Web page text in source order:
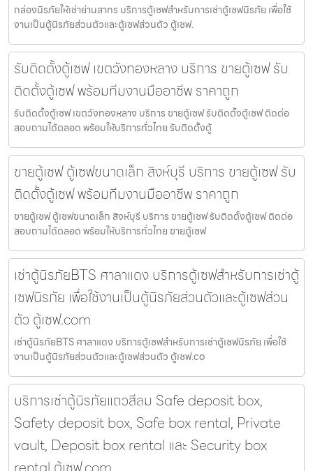
กล่องนิรภัยให้เช่าย่านสาทร บริการตู้เซฟสำหรับการเช่าตู้เซฟนิรภัย เพื่อใช้
งานเป็นตู้นิรภัยส่วนตัวและตู้เซฟส่วนตัว ตู้เซฟ.
รับติดตั้งตู้เซฟ เขตวังทองหลาง บริการ ขายตู้เซฟ รับ
ติดตั้งตู้เซฟ พร้อมทีมงานมืออาชีพ ราคาถูก
รับติดตั้งตู้เซฟ เขตวังทองหลาง บริการ ขายตู้เซฟ รับติดตั้งตู้เซฟ ติดต่อ
สอบถามได้ตลอด พร้อมให้บริการทั่วไทย รับติดตั้งตู้
ขายตู้เซฟ ตู้เซฟขนาดเล็ก สิงห์บุรี บริการ ขายตู้เซฟ รับ
ติดตั้งตู้เซฟ พร้อมทีมงานมืออาชีพ ราคาถูก
ขายตู้เซฟ ตู้เซฟขนาดเล็ก สิงห์บุรี บริการ ขายตู้เซฟ รับติดตั้งตู้เซฟ ติดต่อ
สอบถามได้ตลอด พร้อมให้บริการทั่วไทย ขายตู้เซฟ
เช่าตู้นิรภัยBTS ศาลาแดง บริการตู้เซฟสำหรับการเช่าตู้
เซฟนิรภัย เพื่อใช้งานเป็นตู้นิรภัยส่วนตัวและตู้เซฟส่วน
ตัว ตู้เซฟ.com
เช่าตู้นิรภัยBTS ศาลาแดง บริการตู้เซฟสำหรับการเช่าตู้เซฟนิรภัย เพื่อใช้
งานเป็นตู้นิรภัยส่วนตัวและตู้เซฟส่วนตัว ตู้เซฟ.co
บริการเช่าตู้นิรภัยแถวสีลม Safe deposit box,
Safety deposit box, Safe box rental, Private
vault, Deposit box rental และ Security box